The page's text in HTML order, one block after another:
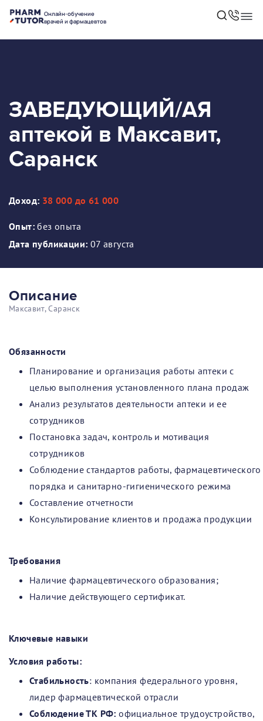
Онлайн-обучение
врачей и фармацевтов
ЗАВЕДУЮЩИЙ/АЯ
аптекой в Максавит,
Саранск
Доход: 38 000 до 61 000
Опыт:без опыта
Дата публикации: 07 августа
Описание
Максавит, Саранск
Обязанности
Планирование и организация работы аптеки с
целью выполнения установленного плана продаж
Анализ результатов деятельности аптеки и ее
сотрудников
Постановка задач, контроль и мотивация
сотрудников
Соблюдение стандартов работы, фармацевтического
порядка и санитарно-гигиенического режима
Составление отчетности
Консультирование клиентов и продажа продукции
Требования
Наличие фармацевтического образования;
Наличие действующего сертификат.
Ключевые навыки
Условия работы:
Стабильность: компания федерального уровня,
лидер фармацевтической отрасли
Соблюдение ТК РФ: официальное трудоустройство,